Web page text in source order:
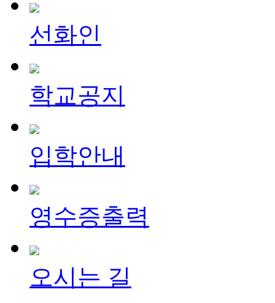
선화인
학교공지
입학안내
영수증출력
오시는 길